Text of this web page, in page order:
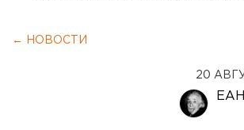
← НОВОСТИ
20